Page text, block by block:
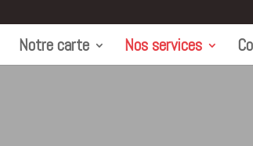
Notre carte Nos services